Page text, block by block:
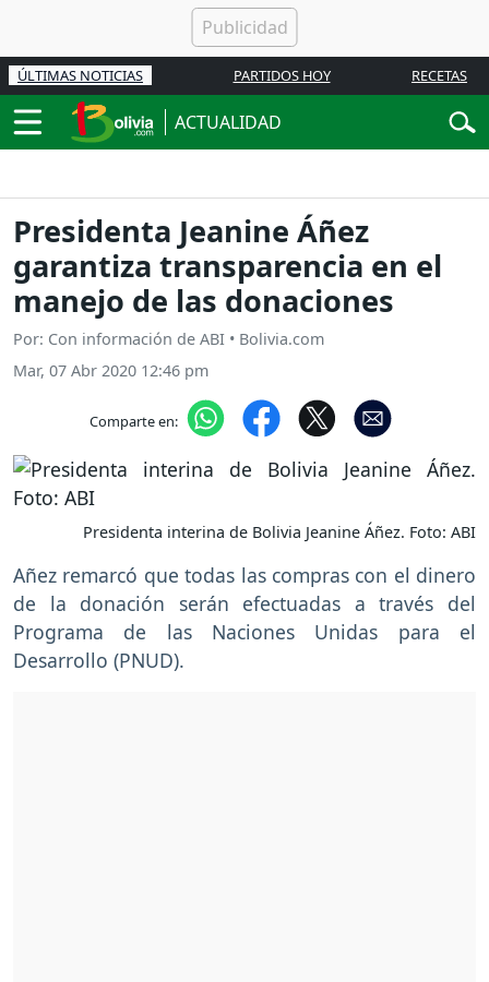
ÚLTIMAS NOTICIAS PARTIDOS HOY RECETAS
ACTUALIDAD
Presidenta Jeanine Áñez
garantiza transparencia en el
manejo de las donaciones
Por: Con información de ABI • Bolivia.com
Mar, 07 Abr 2020 12:46 pm
Comparte en:
Presidenta interina de Bolivia Jeanine Áñez. Foto: ABI
Añez remarcó que todas las compras con el dinero
de la donación serán efectuadas a través del
Programa de las Naciones Unidas para el
Desarrollo (PNUD).